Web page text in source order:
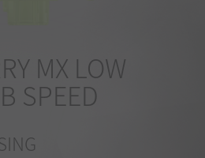
MX LOW
SPEED